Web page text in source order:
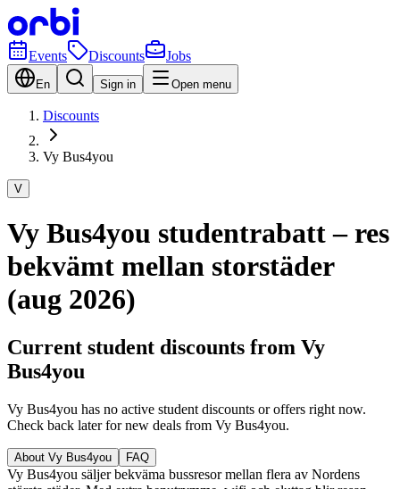
Events Discounts Jobs
En Sign in Open menu
Discounts
Vy Bus4you
V
Vy Bus4you studentrabatt – res
bekvämt mellan storstäder
(aug 2026)
Current student discounts from Vy
Bus4you
Vy Bus4you has no active student discounts or offers right now.
Check back later for new deals from Vy Bus4you.
About Vy Bus4you FAQ
Vy Bus4you säljer bekväma bussresor mellan flera av Nordens